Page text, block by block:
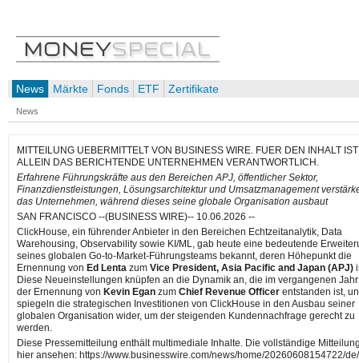
News Märkte Fonds ETF Zertifikate
News
MITTEILUNG UEBERMITTELT VON BUSINESS WIRE. FUER DEN INHALT IST
ALLEIN DAS BERICHTENDE UNTERNEHMEN VERANTWORTLICH.
Erfahrene Führungskräfte aus den Bereichen APJ, öffentlicher Sektor,
Finanzdienstleistungen, Lösungsarchitektur und Umsatzmanagement
das Unternehmen, während dieses seine globale Organisation ausbaut
SAN FRANCISCO --(BUSINESS WIRE)-- 10.06.2026 --
ClickHouse, ein führender Anbieter in den Bereichen Echtzeitanalytik, Data
Warehousing, Observability sowie KI/ML, gab heute eine bedeutende
seines globalen Go-to-Market-Führungsteams bekannt, deren Höhepunkt die
Ernennung von Ed Lenta zum Vice President, Asia Pacific and Japan (APJ)
Diese Neueinstellungen knüpfen an die Dynamik an, die im vergangenen
der Ernennung von Kevin Egan zum Chief Revenue Officer entstanden ist,
spiegeln die strategischen Investitionen von ClickHouse in den Ausbau seiner
globalen Organisation wider, um der steigenden Kundennachfrage gerecht zu
werden.
Diese Pressemitteilung enthält multimediale Inhalte. Die vollständige
hier ansehen: https://www.businesswire.com/news/home/20260608154722/de/